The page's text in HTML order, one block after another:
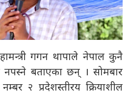
गगन थापाले नेपाल कुनै
बताएका छन् । सोमबार
२ प्रदेशस्तीरय क्रियाशील